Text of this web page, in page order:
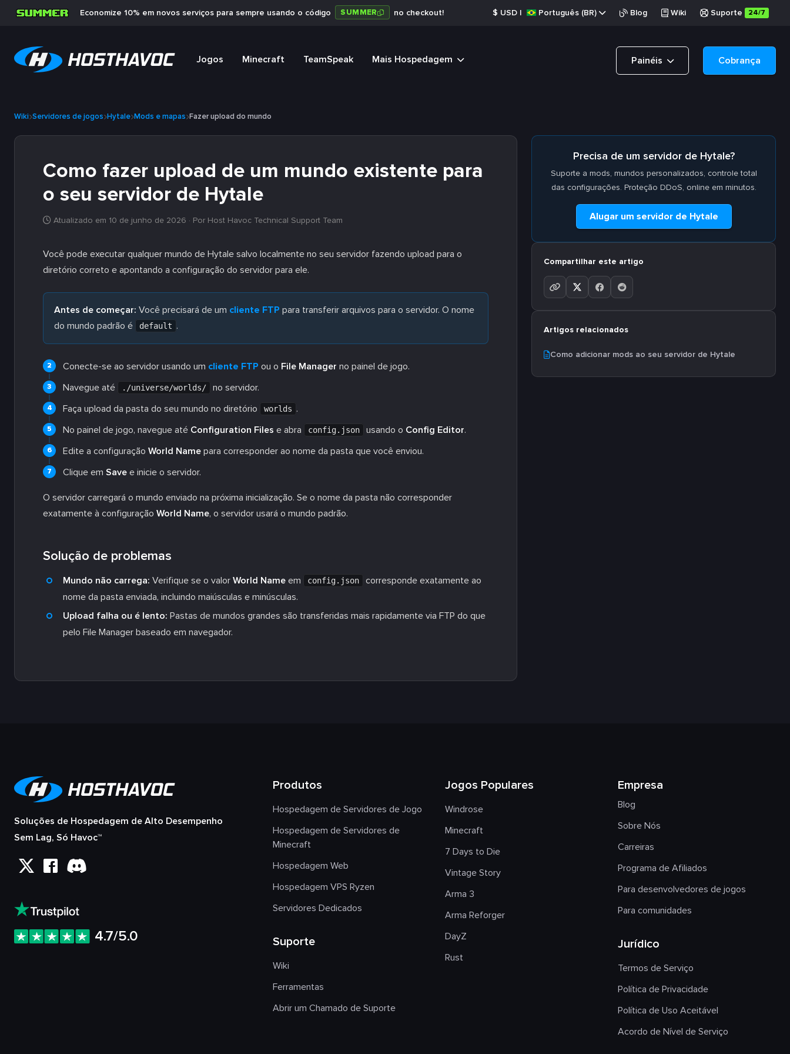
Economize 10% em novos serviços para sempre usando o código SUMMER no checkout! $ USD | Português (BR) Blog Wiki Suporte 24/7
Jogos Minecraft TeamSpeak Mais Hospedagem Painéis Cobrança
Wiki Servidores de jogos Hytale Mods e mapas Fazer upload do mundo
Como fazer upload de um mundo existente para
o seu servidor de Hytale
Atualizado em 10 de junho de 2026 · Por Host Havoc Technical Support Team
Você pode executar qualquer mundo de Hytale salvo localmente no seu servidor fazendo upload para o
diretório correto e apontando a configuração do servidor para ele.
Antes de começar: Você precisará de um cliente FTP para transferir arquivos para o servidor. O nome
do mundo padrão é
default .
Conecte-se ao servidor usando um cliente FTP ou o File Manager no painel de jogo.
Navegue até
./universe/worlds/
no servidor.
Faça upload da pasta do seu mundo no diretório
worlds .
No painel de jogo, navegue até Configuration Files e abra config.json usando o Config Editor.
Edite a configuração World Name para corresponder ao nome da pasta que você enviou.
Clique em Save e inicie o servidor.
O servidor carregará o mundo enviado na próxima inicialização. Se o nome da pasta não corresponder
exatamente à configuração World Name, o servidor usará o mundo padrão.
Solução de problemas
Mundo não carrega: Verifique se o valor World Name em config.json
corresponde exatamente ao
nome da pasta enviada, incluindo maiúsculas e minúsculas.
Upload falha ou é lento: Pastas de mundos grandes são transferidas mais rapidamente via FTP do que
pelo File Manager baseado em navegador.
Precisa de um servidor de Hytale?
Suporte a mods, mundos personalizados, controle total
das configurações. Proteção DDoS, online em minutos.
Alugar um servidor de Hytale
Compartilhar este artigo
Artigos relacionados
Como adicionar mods ao seu servidor de Hytale
Soluções de Hospedagem de Alto Desempenho
Sem Lag, Só Havoc™
4.7/5.0
Produtos
Hospedagem de Servidores de Jogo
Hospedagem de Servidores de
Minecraft
Hospedagem Web
Hospedagem VPS Ryzen
Servidores Dedicados
Suporte
Wiki
Ferramentas
Abrir um Chamado de Suporte
Jogos Populares
Windrose
Minecraft
7 Days to Die
Vintage Story
Arma 3
Arma Reforger
DayZ
Rust
Empresa
Blog
Sobre Nós
Carreiras
Programa de Afiliados
Para desenvolvedores de jogos
Para comunidades
Jurídico
Termos de Serviço
Política de Privacidade
Política de Uso Aceitável
Acordo de Nível de Serviço